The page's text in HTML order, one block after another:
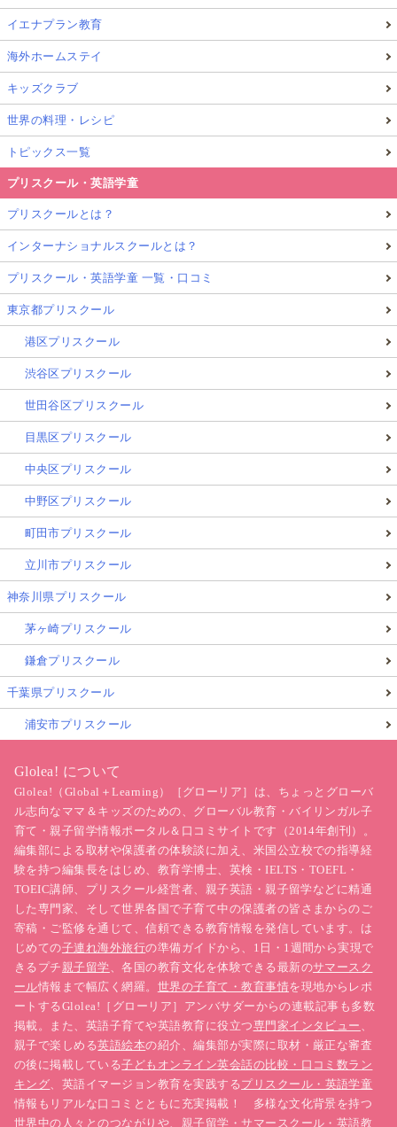
イエナプラン教育
海外ホームステイ
キッズクラブ
世界の料理・レシピ
トピックス一覧
プリスクール・英語学童
プリスクールとは？
インターナショナルスクールとは？
プリスクール・英語学童 一覧・口コミ
東京都プリスクール
港区プリスクール
渋谷区プリスクール
世田谷区プリスクール
目黒区プリスクール
中央区プリスクール
中野区プリスクール
町田市プリスクール
立川市プリスクール
神奈川県プリスクール
茅ヶ崎プリスクール
鎌倉プリスクール
千葉県プリスクール
浦安市プリスクール
Glolea! について
Glolea!（Global＋Learning）［グローリア］は、ちょっとグローバ
ル志向なママ＆キッズのための、グローバル教育・バイリンガル子
育て・親子留学情報ポータル＆口コミサイトです（2014年創刊）。
編集部による取材や保護者の体験談に加え、米国公立校での指導経
験を持つ編集長をはじめ、教育学博士、英検・IELTS・TOEFL・
TOEIC講師、プリスクール経営者、親子英語・親子留学などに精通
した専門家、そして世界各国で子育て中の保護者の皆さまからのご
寄稿・ご監修を通じて、信頼できる教育情報を発信しています。は
じめての子連れ海外旅行の準備ガイドから、1日・1週間から実現で
きるプチ親子留学、各国の教育文化を体験できる最新のサマースク
ール情報まで幅広く網羅。 世界の子育て・教育事情を現地からレポ
ートするGlolea!［グローリア］アンバサダーからの連載記事も多数
掲載。また、英語子育てや英語教育に役立つ専門家インタビュー 、
親子で楽しめる英語絵本の紹介、編集部が実際に取材・厳正な審査
の後に掲載している子どもオンライン英会話の比較・口コミ数ラン
キング、英語イマージョン教育を実践するプリスクール・英語学童
情報もリアルな口コミとともに充実掲載！ 多様な文化背景を持つ
世界中の人々とのつながりや、親子留学・サマースクール・英語教